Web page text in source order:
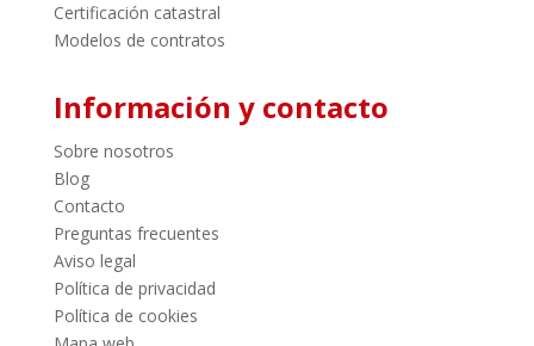
Certificación catastral
Modelos de contratos
Información y contacto
Sobre nosotros
Blog
Contacto
Preguntas frecuentes
Aviso legal
Política de privacidad
Política de cookies